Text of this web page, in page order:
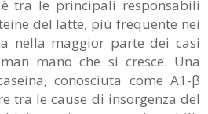
tra le principali responsabili
del latte, più frequente nei
nella maggior parte dei casi
mano che si cresce. Una
conosciuta come A1-β
tra le cause di insorgenza del